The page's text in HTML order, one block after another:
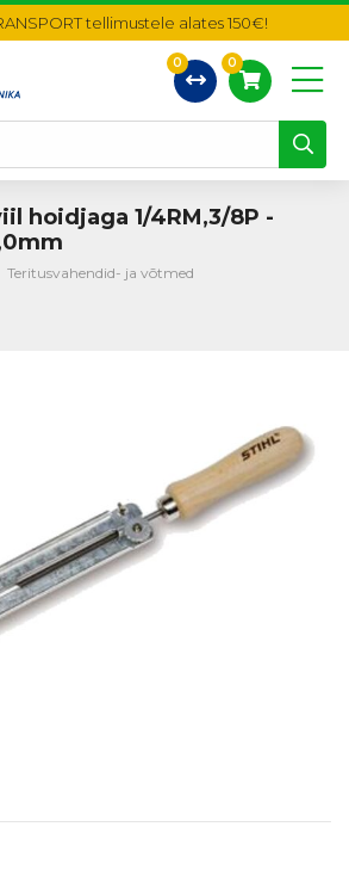
tellimustele alates 150€!
0 0
hoidjaga 1/4RM,3/8P -
Teritusvahendid- ja võtmed